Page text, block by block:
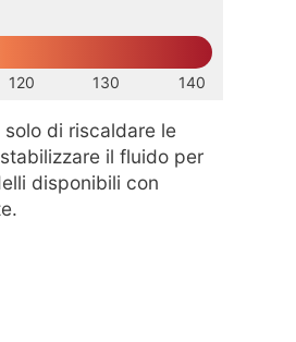
120 130 140
di riscaldare le
il fluido per
disponibili con